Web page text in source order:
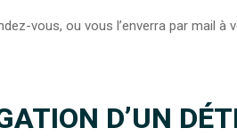
vous, ou vous l’enverra par mail
D’UN